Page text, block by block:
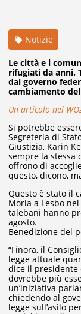
Notizie
Le città e i
rifugiati da anni.
dal governo
cambiamento
Un articolo nel
Si potrebbe
Segreteria di
Giustizia, Karin
sempre la stessa
offrono di
questo, dicono,
Questo è stato il
Moria a Lesbo
talebani hanno
agosto.
Benedizione del
“Finora, il
legge attuale
dice il presidente
dovrebbe più
un’iniziativa
chiedendo al
legge sull’asilo